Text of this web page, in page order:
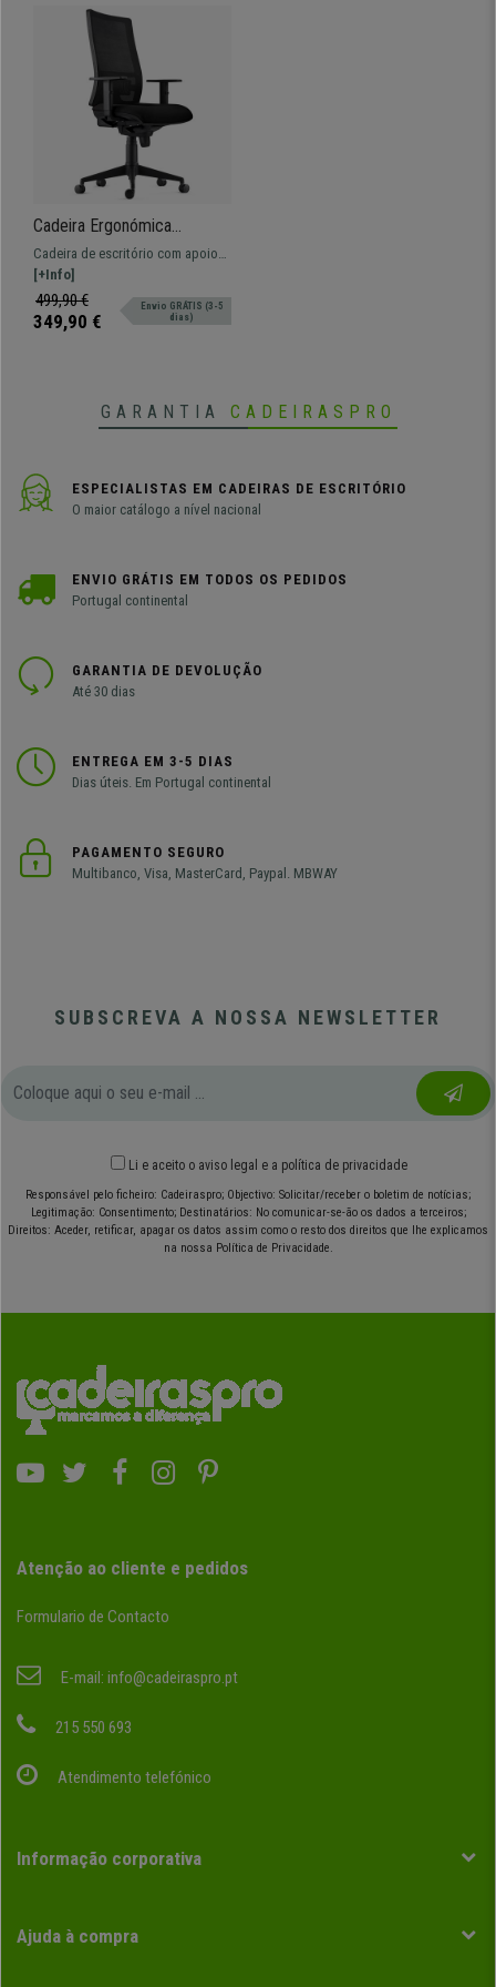
Cadeira Ergonómica
EMERSON, Braços e
Suporte Lombar Ajustáveis,
Em Preto
Cadeira de escritório com apoio
lombar e sistema de reclinação
sincronizado. Apto para um uso
profissional intensivo.
[+Info]
499,90 €
349,90 €
Envio GRÁTIS (3-5
dias)
GARANTIA CADEIRASPRO
ESPECIALISTAS EM CADEIRAS DE ESCRITÓRIO
O maior catálogo a nível nacional
ENVIO GRÁTIS EM TODOS OS PEDIDOS
Portugal continental
GARANTIA DE DEVOLUÇÃO
Até 30 dias
ENTREGA EM 3-5 DIAS
Dias úteis. Em Portugal continental
PAGAMENTO SEGURO
Multibanco, Visa, MasterCard, Paypal. MBWAY
SUBSCREVA A NOSSA NEWSLETTER
Li e aceito o aviso legal e a política de privacidade
Responsável pelo ficheiro: Cadeiraspro; Objectivo: Solicitar/receber o boletim de notícias;
Legitimação: Consentimento; Destinatários: No comunicar-se-ão os dados a terceiros;
Direitos: Aceder, retificar, apagar os datos assim como o resto dos direitos que lhe explicamos
na nossa Política de Privacidade.
Atenção ao cliente e pedidos
Formulario de Contacto
E-mail: info@cadeiraspro.pt
215 550 693
Atendimento telefónico
Informação corporativa
Ajuda à compra